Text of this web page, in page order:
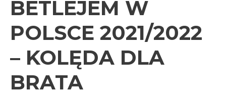
BETLEJEM W
POLSCE 2021/2022
– KOLĘDA DLA
BRATA